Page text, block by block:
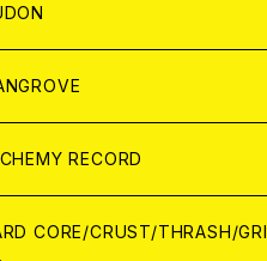
レル
ログ
RECORD
CORE/CRUST/THRASH/GRI